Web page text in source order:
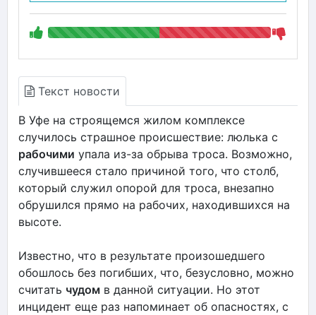
Текст новости
В Уфе на строящемся жилом комплексе
случилось страшное происшествие: люлька с
рабочими упала из-за обрыва троса. Возможно,
случившееся стало причиной того, что столб,
который служил опорой для троса, внезапно
обрушился прямо на рабочих, находившихся на
высоте.
Известно, что в результате произошедшего
обошлось без погибших, что, безусловно, можно
считать чудом в данной ситуации. Но этот
инцидент еще раз напоминает об опасностях, с